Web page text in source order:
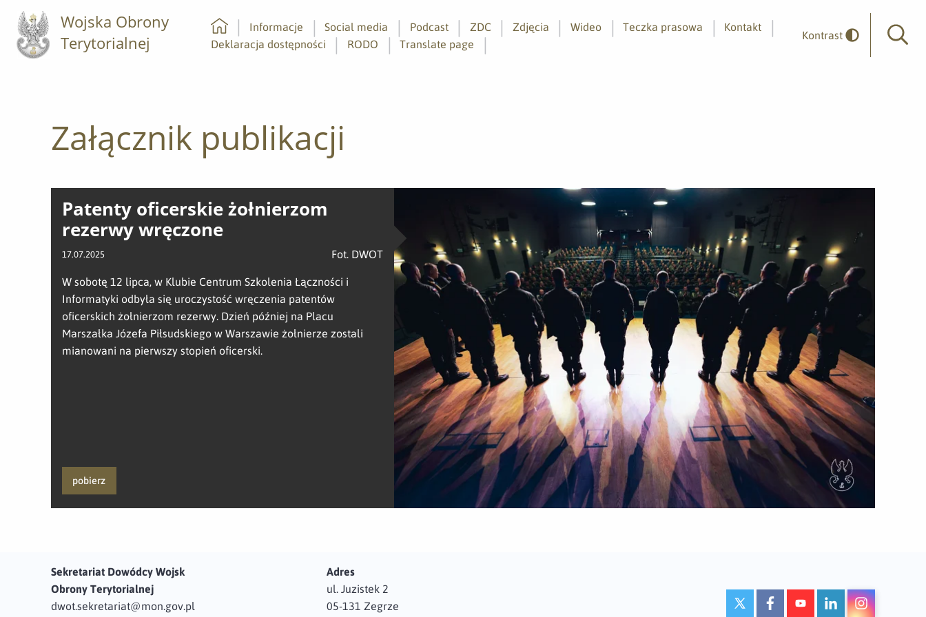
Wojska Obrony
Terytorialnej
Strona główna
Informacje Social media Podcast ZDC Zdjęcia Wideo Teczka prasowa
Kontakt
Deklaracja dostępności
RODO Translate page
Kontrast
Załącznik publikacji
Patenty oficerskie żołnierzom
rezerwy wręczone
17.07.2025 Fot. DWOT
W sobotę 12 lipca, w Klubie Centrum Szkolenia Łączności i
Informatyki odbyła się uroczystość wręczenia patentów
oficerskich żołnierzom rezerwy. Dzień później na Placu
Marszałka Józefa Piłsudskiego w Warszawie żołnierze zostali
mianowani na pierwszy stopień oficerski.
pobierz
Sekretariat Dowódcy Wojsk
Obrony Terytorialnej
dwot.sekretariat@mon.gov.pl
Adres
ul. Juzistek 2
05-131 Zegrze